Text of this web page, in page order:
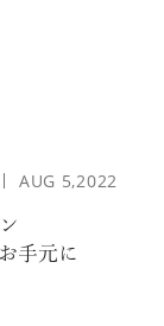
AUG 5,2022
手元に